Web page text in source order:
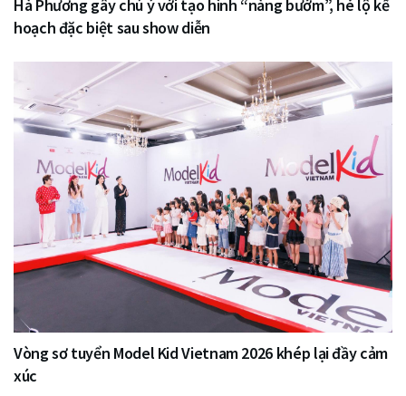
Hà Phương gây chú ý với tạo hình “nàng bướm”, hé lộ kế
hoạch đặc biệt sau show diễn
Vòng sơ tuyển Model Kid Vietnam 2026 khép lại đầy cảm
xúc